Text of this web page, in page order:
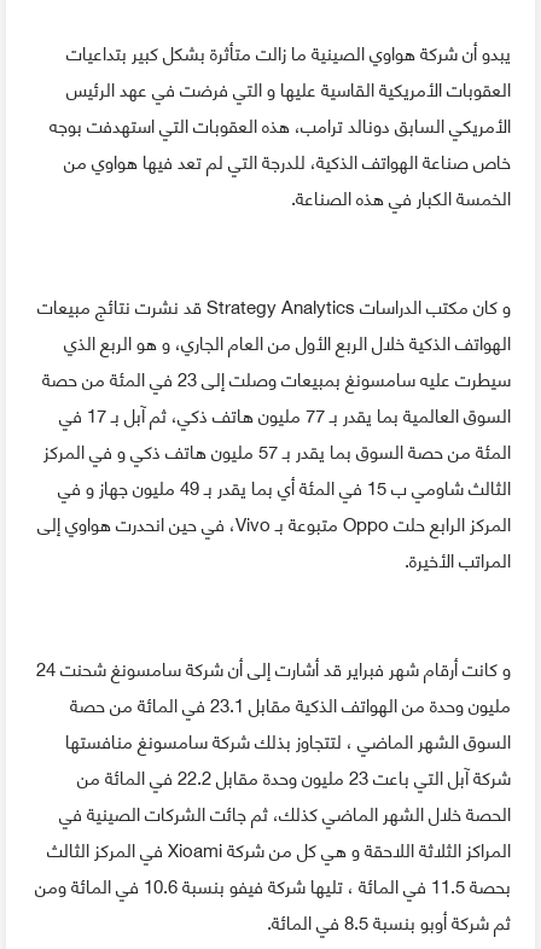
يبدو أن شركة هواوي الصينية ما زالت متأثرة بشكل كبير بتداعيات
العقوبات الأمريكية القاسية عليها و التي فرضت في عهد الرئيس
الأمريكي السابق دونالد ترامب، هذه العقوبات التي استهدفت بوجه
خاص صناعة الهواتف الذكية، للدرجة التي لم تعد فيها هواوي من
الخمسة الكبار في هذه الصناعة.
و كان مكتب الدراسات Strategy Analytics قد نشرت نتائج مبيعات
الهواتف الذكية خلال الربع الأول من العام الجاري، و هو الربع الذي
سيطرت عليه سامسونغ بمبيعات وصلت إلى 23 في المئة من حصة
السوق العالمية بما يقدر بـ 77 مليون هاتف ذكي، ثم آبل بـ 17 في
المئة من حصة السوق بما يقدر بـ 57 مليون هاتف ذكي و في المركز
الثالث شاومي ب 15 في المئة أي بما يقدر بـ 49 مليون جهاز و في
المركز الرابع حلت Oppo متبوعة بـ Vivo، في حين انحدرت هواوي إلى
المراتب الأخيرة.
و كانت أرقام شهر فبراير قد أشارت إلى أن شركة سامسونغ شحنت 24
مليون وحدة من الهواتف الذكية مقابل 23.1 في المائة من حصة
السوق الشهر الماضي ، لتتجاوز بذلك شركة سامسونغ منافستها
شركة آبل التي باعت 23 مليون وحدة مقابل 22.2 في المائة من
الحصة خلال الشهر الماضي كذلك، ثم جائت الشركات الصينية في
المراكز الثلاثة اللاحقة و هي كل من شركة Xioami في المركز الثالث
بحصة 11.5 في المائة ، تليها شركة فيفو بنسبة 10.6 في المائة ومن
ثم شركة أوبو بنسبة 8.5 في المائة.